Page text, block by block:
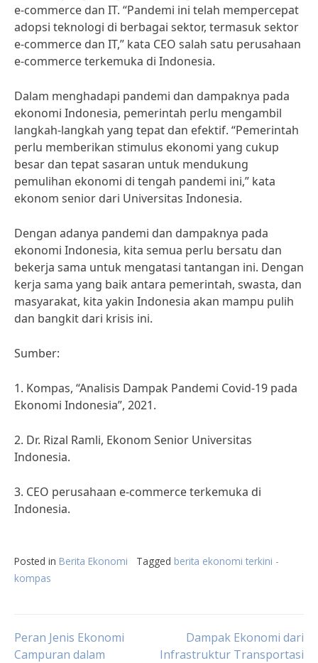
e-commerce dan IT. “Pandemi ini telah mempercepat
adopsi teknologi di berbagai sektor, termasuk sektor
e-commerce dan IT,” kata CEO salah satu perusahaan
e-commerce terkemuka di Indonesia.
Dalam menghadapi pandemi dan dampaknya pada
ekonomi Indonesia, pemerintah perlu mengambil
langkah-langkah yang tepat dan efektif. “Pemerintah
perlu memberikan stimulus ekonomi yang cukup
besar dan tepat sasaran untuk mendukung
pemulihan ekonomi di tengah pandemi ini,” kata
ekonom senior dari Universitas Indonesia.
Dengan adanya pandemi dan dampaknya pada
ekonomi Indonesia, kita semua perlu bersatu dan
bekerja sama untuk mengatasi tantangan ini. Dengan
kerja sama yang baik antara pemerintah, swasta, dan
masyarakat, kita yakin Indonesia akan mampu pulih
dan bangkit dari krisis ini.
Sumber:
1. Kompas, “Analisis Dampak Pandemi Covid-19 pada
Ekonomi Indonesia”, 2021.
2. Dr. Rizal Ramli, Ekonom Senior Universitas
Indonesia.
3. CEO perusahaan e-commerce terkemuka di
Indonesia.
Posted in Berita Ekonomi Tagged berita ekonomi terkini -
kompas
Post
Peran Jenis Ekonomi
Campuran dalam
Dampak Ekonomi dari
Infrastruktur Transportasi